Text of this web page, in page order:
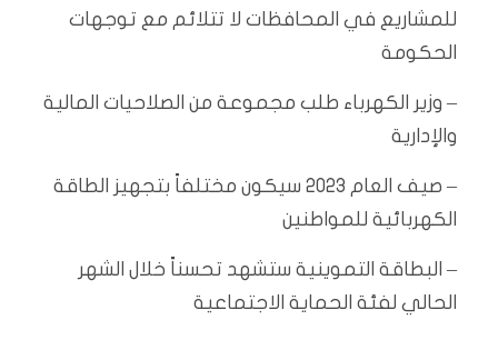
للمشاريع في المحافظات لا تتلائم مع توجهات
الحكومة
– وزير الكهرباء طلب مجموعة من الصلاحيات المالية
والإدارية
– صيف العام 2023 سيكون مختلفاً بتجهيز الطاقة
الكهربائية للمواطنين
– البطاقة التموينية ستشهد تحسناً خلال الشهر
الحالي لفئة الحماية الاجتماعية